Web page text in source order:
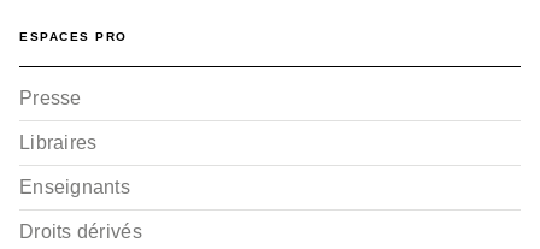
ESPACES PRO
Presse
Libraires
Enseignants
Droits dérivés